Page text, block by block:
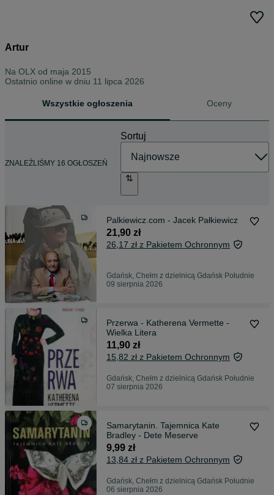
Artur
Na OLX od maja 2015
Ostatnio online w dniu 11 lipca 2026
Wszystkie ogłoszenia Oceny
ZNALEŹLIŚMY 16 OGŁOSZEŃ
Sortuj
Palkiewicz.com - Jacek Pałkiewicz
21,90 zł
26,17 zł z Pakietem Ochronnym
Gdańsk, Chełm z dzielnicą Gdańsk Południe
09 sierpnia 2026
Przerwa - Katherena Vermette -
Wielka Litera
11,90 zł
15,82 zł z Pakietem Ochronnym
Gdańsk, Chełm z dzielnicą Gdańsk Południe
07 sierpnia 2026
Samarytanin. Tajemnica Kate
Bradley - Dete Meserve
9,99 zł
13,84 zł z Pakietem Ochronnym
Gdańsk, Chełm z dzielnicą Gdańsk Południe
06 sierpnia 2026